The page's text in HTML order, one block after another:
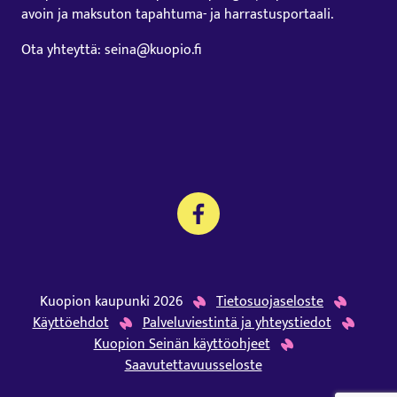
avoin ja maksuton tapahtuma- ja harrastusportaali.
Ota yhteyttä: seina@kuopio.fi
Kuopion kaupunki 2026
Tietosuojaseloste
Käyttöehdot
Palveluviestintä ja yhteystiedot
Kuopion Seinän käyttöohjeet
Saavutettavuusseloste